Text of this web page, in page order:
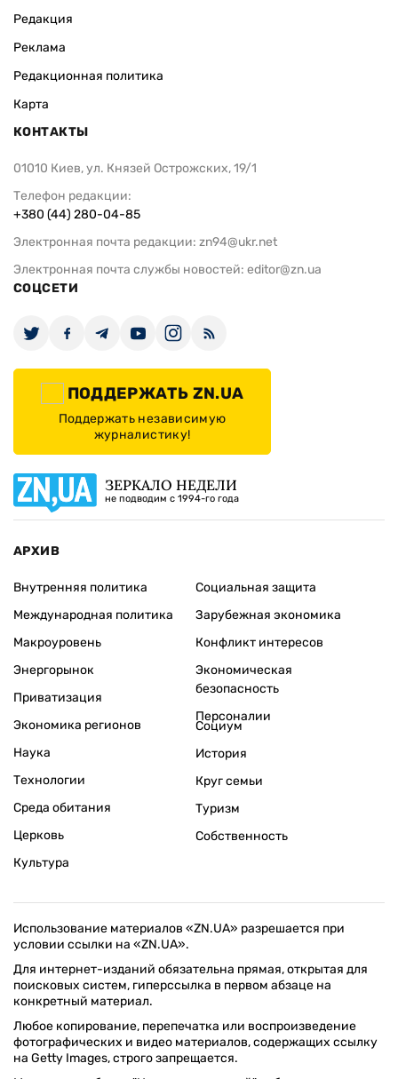
Редакция
Реклама
Редакционная политика
Карта
КОНТАКТЫ
01010 Киев, ул. Князей Острожских, 19/1
Телефон редакции:
+380 (44) 280-04-85
Электронная почта редакции: zn94@ukr.net
Электронная почта службы новостей: editor@zn.ua
СОЦСЕТИ
ПОДДЕРЖАТЬ ZN.UA
Поддержать независимую
журналистику!
ЗЕРКАЛО НЕДЕЛИ
не подводим с 1994-го года
АРХИВ
Внутренняя политика
Международная политика
Макроуровень
Энергорынок
Приватизация
Экономика регионов
Социальная защита
Зарубежная экономика
Конфликт интересов
Экономическая
безопасность
Персоналии
Наука
Технологии
Среда обитания
Церковь
Культура
Социум
История
Круг семьи
Туризм
Собственность
Использование материалов «ZN.UA» разрешается при
условии ссылки на «ZN.UA».
Для интернет-изданий обязательна прямая, открытая для
поисковых систем, гиперссылка в первом абзаце на
конкретный материал.
Любое копирование, перепечатка или воспроизведение
фотографических и видео материалов, содержащих ссылку
на Getty Images, строго запрещается.